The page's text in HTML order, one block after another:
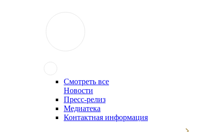
Смотреть все
Новости
Пресс-релиз
Медиатека
Контактная информация